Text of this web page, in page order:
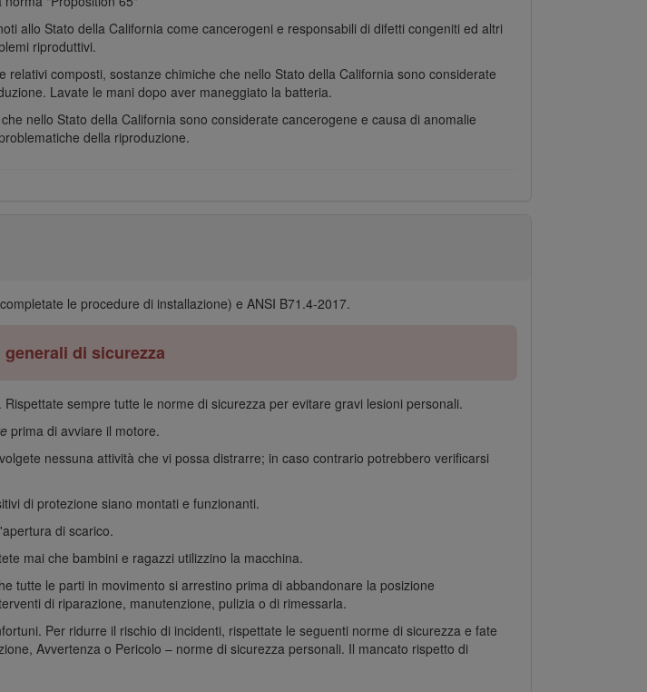
allo Stato della California come cancerogeni e responsabili di difetti congeniti ed altri
riproduttivi.
composti, sostanze chimiche che nello Stato della California sono considerate
Lavate le mani dopo aver maneggiato la batteria.
nello Stato della California sono considerate cancerogene e causa di anomalie
della riproduzione.
le procedure di installazione) e ANSI B71.4-2017.
di sicurezza
sempre tutte le norme di sicurezza per evitare gravi lesioni personali.
prima di avviare il motore.
nessuna attività che vi possa distrarre; in caso contrario potrebbero verificarsi
di protezione siano montati e funzionanti.
di scarico.
mai che bambini e ragazzi utilizzino la macchina.
tutte le parti in movimento si arrestino prima di abbandonare la posizione
di riparazione, manutenzione, pulizia o di rimessarla.
Per ridurre il rischio di incidenti, rispettate le seguenti norme di sicurezza e fate
Avvertenza o Pericolo – norme di sicurezza personali. Il mancato rispetto di